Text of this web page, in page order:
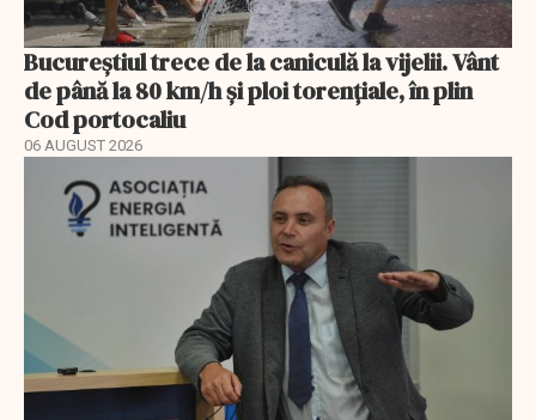
Bucureștiul trece de la caniculă la vijelii. Vânt
de până la 80 km/h și ploi torențiale, în plin
Cod portocaliu
06 AUGUST 2026